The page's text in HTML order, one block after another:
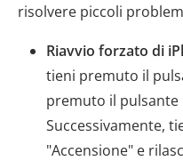
risolvere piccoli
Riavvio forzato di
tieni premuto il
premuto il pulsante
Successivamente,
"Accensione" e